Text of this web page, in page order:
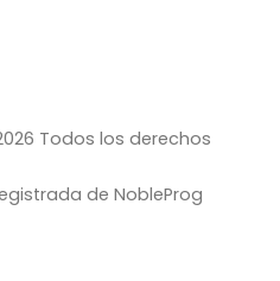
Todos los derechos
de NobleProg